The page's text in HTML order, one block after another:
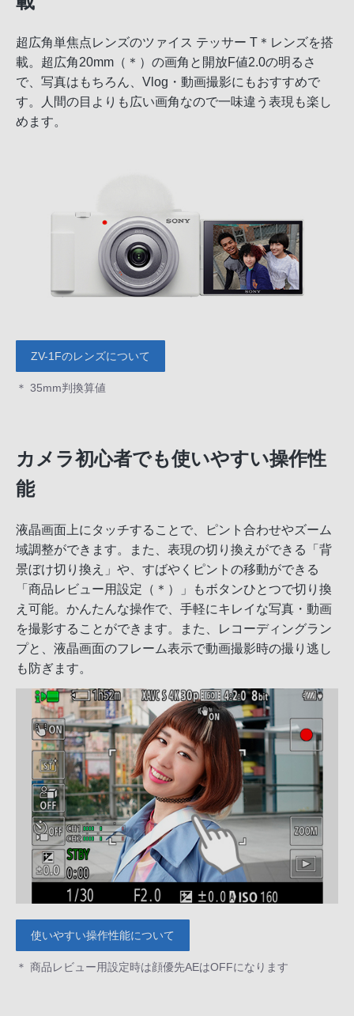
超広角単焦点レンズのツァイス テッサー T＊レンズを搭
載。超広角20mm（＊）の画角と開放F値2.0の明るさ
で、写真はもちろん、Vlog・動画撮影にもおすすめで
す。人間の目よりも広い画角なので一味違う表現も楽し
めます。
ZV-1Fのレンズについて
＊ 35mm判換算値
カメラ初心者でも使いやすい操作性
能
液晶画面上にタッチすることで、ピント合わせやズーム
域調整ができます。また、表現の切り換えができる「背
景ぼけ切り換え」や、すばやくピントの移動ができる
「商品レビュー用設定（＊）」もボタンひとつで切り換
え可能。かんたんな操作で、手軽にキレイな写真・動画
を撮影することができます。また、レコーディングラン
プと、液晶画面のフレーム表示で動画撮影時の撮り逃し
も防ぎます。
使いやすい操作性能について
＊ 商品レビュー用設定時は顔優先AEはOFFになります